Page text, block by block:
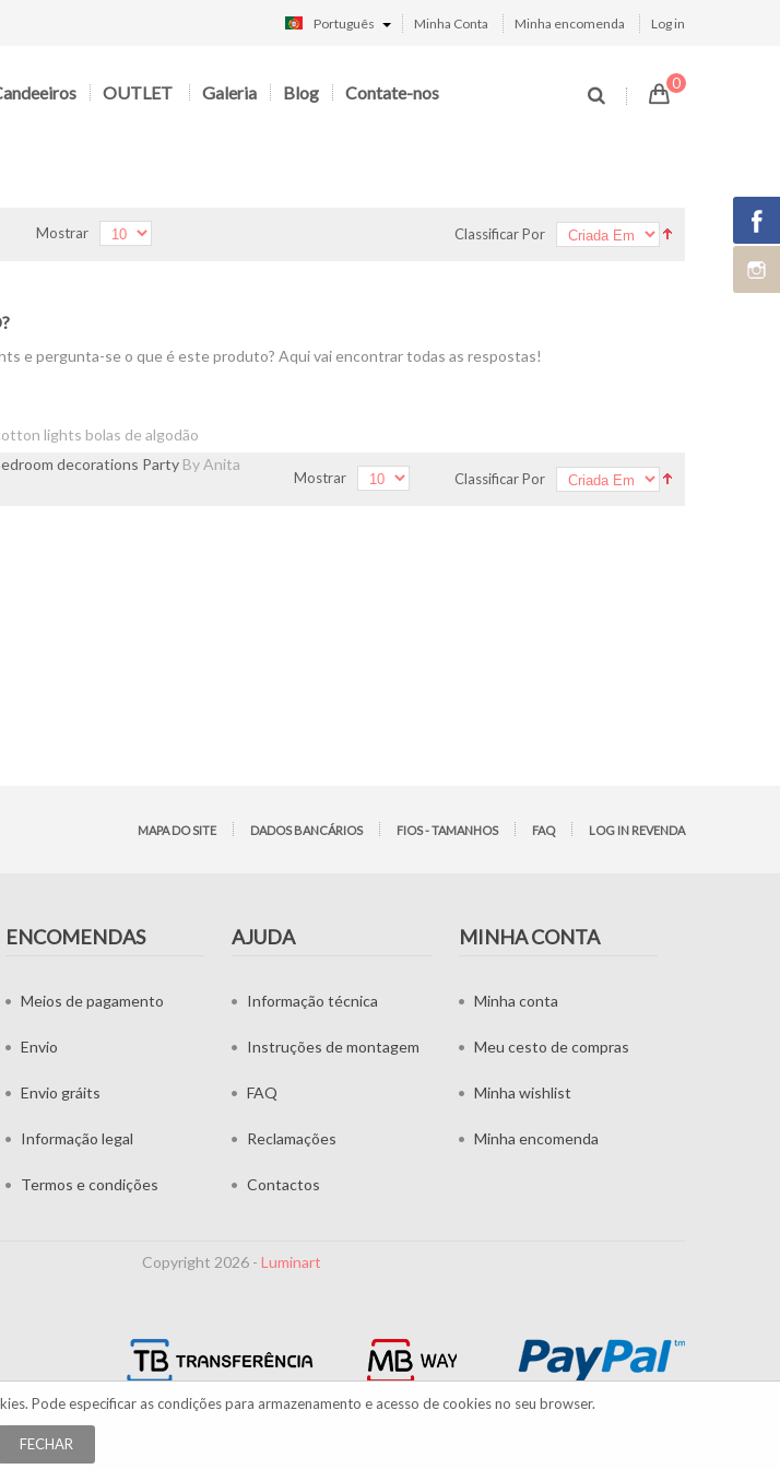
. Pode especificar as condições para armazenamento e acesso de cookies no seu browser.
FECHAR
Minha Conta Minha encomenda Log in
Português
0
OUTLET Galeria Blog Contate-nos
Classificar Por
Mostrar
e pergunta-se o que é este produto? Aqui vai encontrar todas as respostas!
lights bolas de algodão
decorations Party By Anita
Classificar Por
Mostrar
MAPA DO SITE DADOS BANCÁRIOS FIOS - TAMANHOS FAQ LOG IN REVENDA
ENCOMENDAS
Meios de pagamento
Envio
Envio gráits
Informação legal
Termos e condições
AJUDA
Informação técnica
Instruções de montagem
FAQ
Reclamações
Contactos
MINHA CONTA
Minha conta
Meu cesto de compras
Minha wishlist
Minha encomenda
Copyright 2026 - Luminart